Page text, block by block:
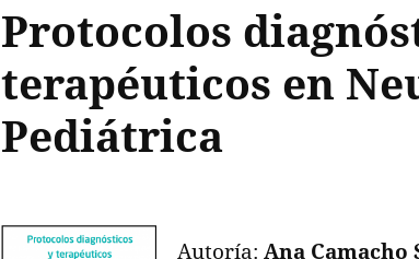
Protocolos
terapéuticos en
Pediátrica
Autoría:Ana Camacho